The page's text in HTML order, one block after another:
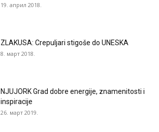
19. април 2018.
ZLAKUSA: Crepuljari stigoše do UNESKA
8. март 2018.
NJUJORK Grad dobre energije, znamenitosti i
inspiracije
26. март 2019.